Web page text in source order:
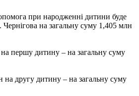
при народженні дитини буде
на загальну суму 1,405 млн
першу дитину – на загальну суму
на другу дитину – на загальну суму